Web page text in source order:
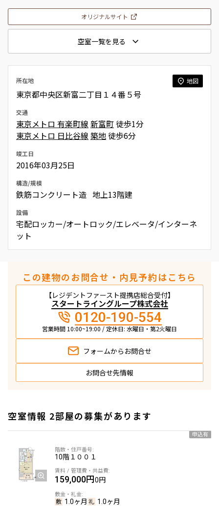
オリジナルサイト
空室一覧を見る
所在地 地図
東京都中央区新富二丁目１４番５号
交通
東京メトロ 有楽町線 新富町徒歩1分
東京メトロ 日比谷線 築地徒歩6分
竣工日
2016年03月25日
構造/規模
鉄筋コンクリート造 地上13階建
設備
宅配ロッカー/オートロック/エレベータ/インターネ
ット
この建物のお問合せ・内見予約はこちら
【レジデントファースト提携店総合受付】
スタートライングループ株式会社
0120-190-554
営業時間 10:00~19:00 / 定休日: 水曜日・第2火曜日
フォームから お問合せ
お問合せ先情報
空室情報 2部屋の募集があります
申込有
10階 １００１
159,000円0円
1.0ヶ月 1.0ヶ月